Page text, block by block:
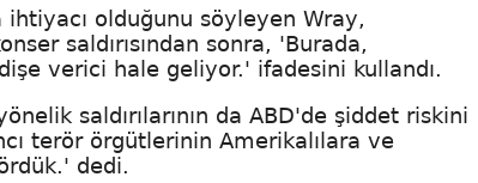
olduğunu söyleyen Wray,
saldırısından sonra, 'Burada,
verici hale geliyor.' ifadesini kullandı.
saldırılarının da ABD'de şiddet riskini
terör örgütlerinin Amerikalılara ve
dedi.